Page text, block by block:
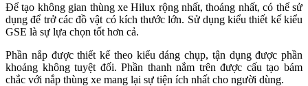
Để tạo không gian thùng xe Hilux rộng nhất, thoáng nhất, có thể sử
dụng để trở các đồ vật có kích thước lớn. Sử dụng kiểu thiết kế kiểu
GSE là sự lựa chọn tốt hơn cả.
Phần nắp được thiết kế theo kiểu dáng chụp, tận dụng được phần
khoảng không tuyệt đối. Phần thanh nắm trên được cấu tạo bám
chắc với nắp thùng xe mang lại sự tiện ích nhất cho người dùng.